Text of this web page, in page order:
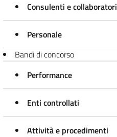
Consulenti e collaboratori
Personale
Bandi di concorso
Performance
Enti controllati
Attività e procedimenti